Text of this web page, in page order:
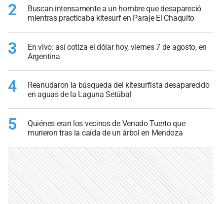
2
Buscan intensamente a un hombre que desapareció
mientras practicaba kitesurf en Paraje El Chaquito
3
En vivo: así cotiza el dólar hoy, viernes 7 de agosto, en
Argentina
4
Reanudaron la búsqueda del kitesurfista desaparecido
en aguas de la Laguna Setúbal
5
Quiénes eran los vecinos de Venado Tuerto que
murieron tras la caída de un árbol en Mendoza